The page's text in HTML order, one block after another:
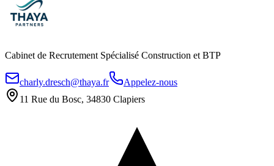
Cabinet de Recrutement Spécialisé Construction et BTP
charly.dresch@thaya.fr
Appelez-nous
11 Rue du Bosc, 34830 Clapiers